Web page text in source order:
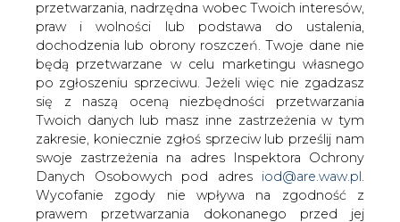
przetwarzania, nadrzędna wobec Twoich interesów,
praw i wolności lub podstawa do ustalenia,
dochodzenia lub obrony roszczeń. Twoje dane nie
będą przetwarzane w celu marketingu własnego
po zgłoszeniu sprzeciwu. Jeżeli więc nie zgadzasz
się z naszą oceną niezbędności przetwarzania
Twoich danych lub masz inne zastrzeżenia w tym
zakresie, koniecznie zgłoś sprzeciw lub prześlij nam
swoje zastrzeżenia na adres Inspektora Ochrony
Danych Osobowych pod adres iod@are.waw.pl
Wycofanie zgody nie wpływa na zgodność z
prawem przetwarzania dokonanego przed jej
Przypominamy, że wczoraj litewska agencja prasowa BNS
podała, powołując się na źródło w litewskim
ministerstwie gospodarki, że Możejki mogą być
udziałowcem w inwestycji budowy elektrowni atomowej
w Ignalinie.
W dzisiejszym sprostowaniu BNS jednak dementuje tę
informację oraz pisze, że inwestorem w budowie
elektrowni atomowej na Litwie nie będzie też Neo
Group, producent żywic, "należący pośrednio" do kapitału
rosyjskieg